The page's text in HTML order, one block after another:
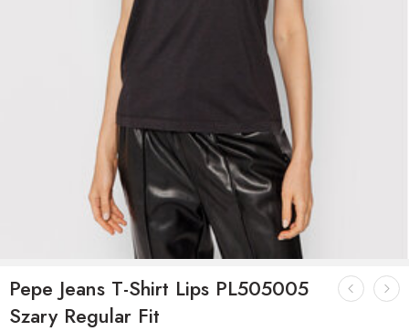
Pepe Jeans T-Shirt Lips PL505005
Szary Regular Fit